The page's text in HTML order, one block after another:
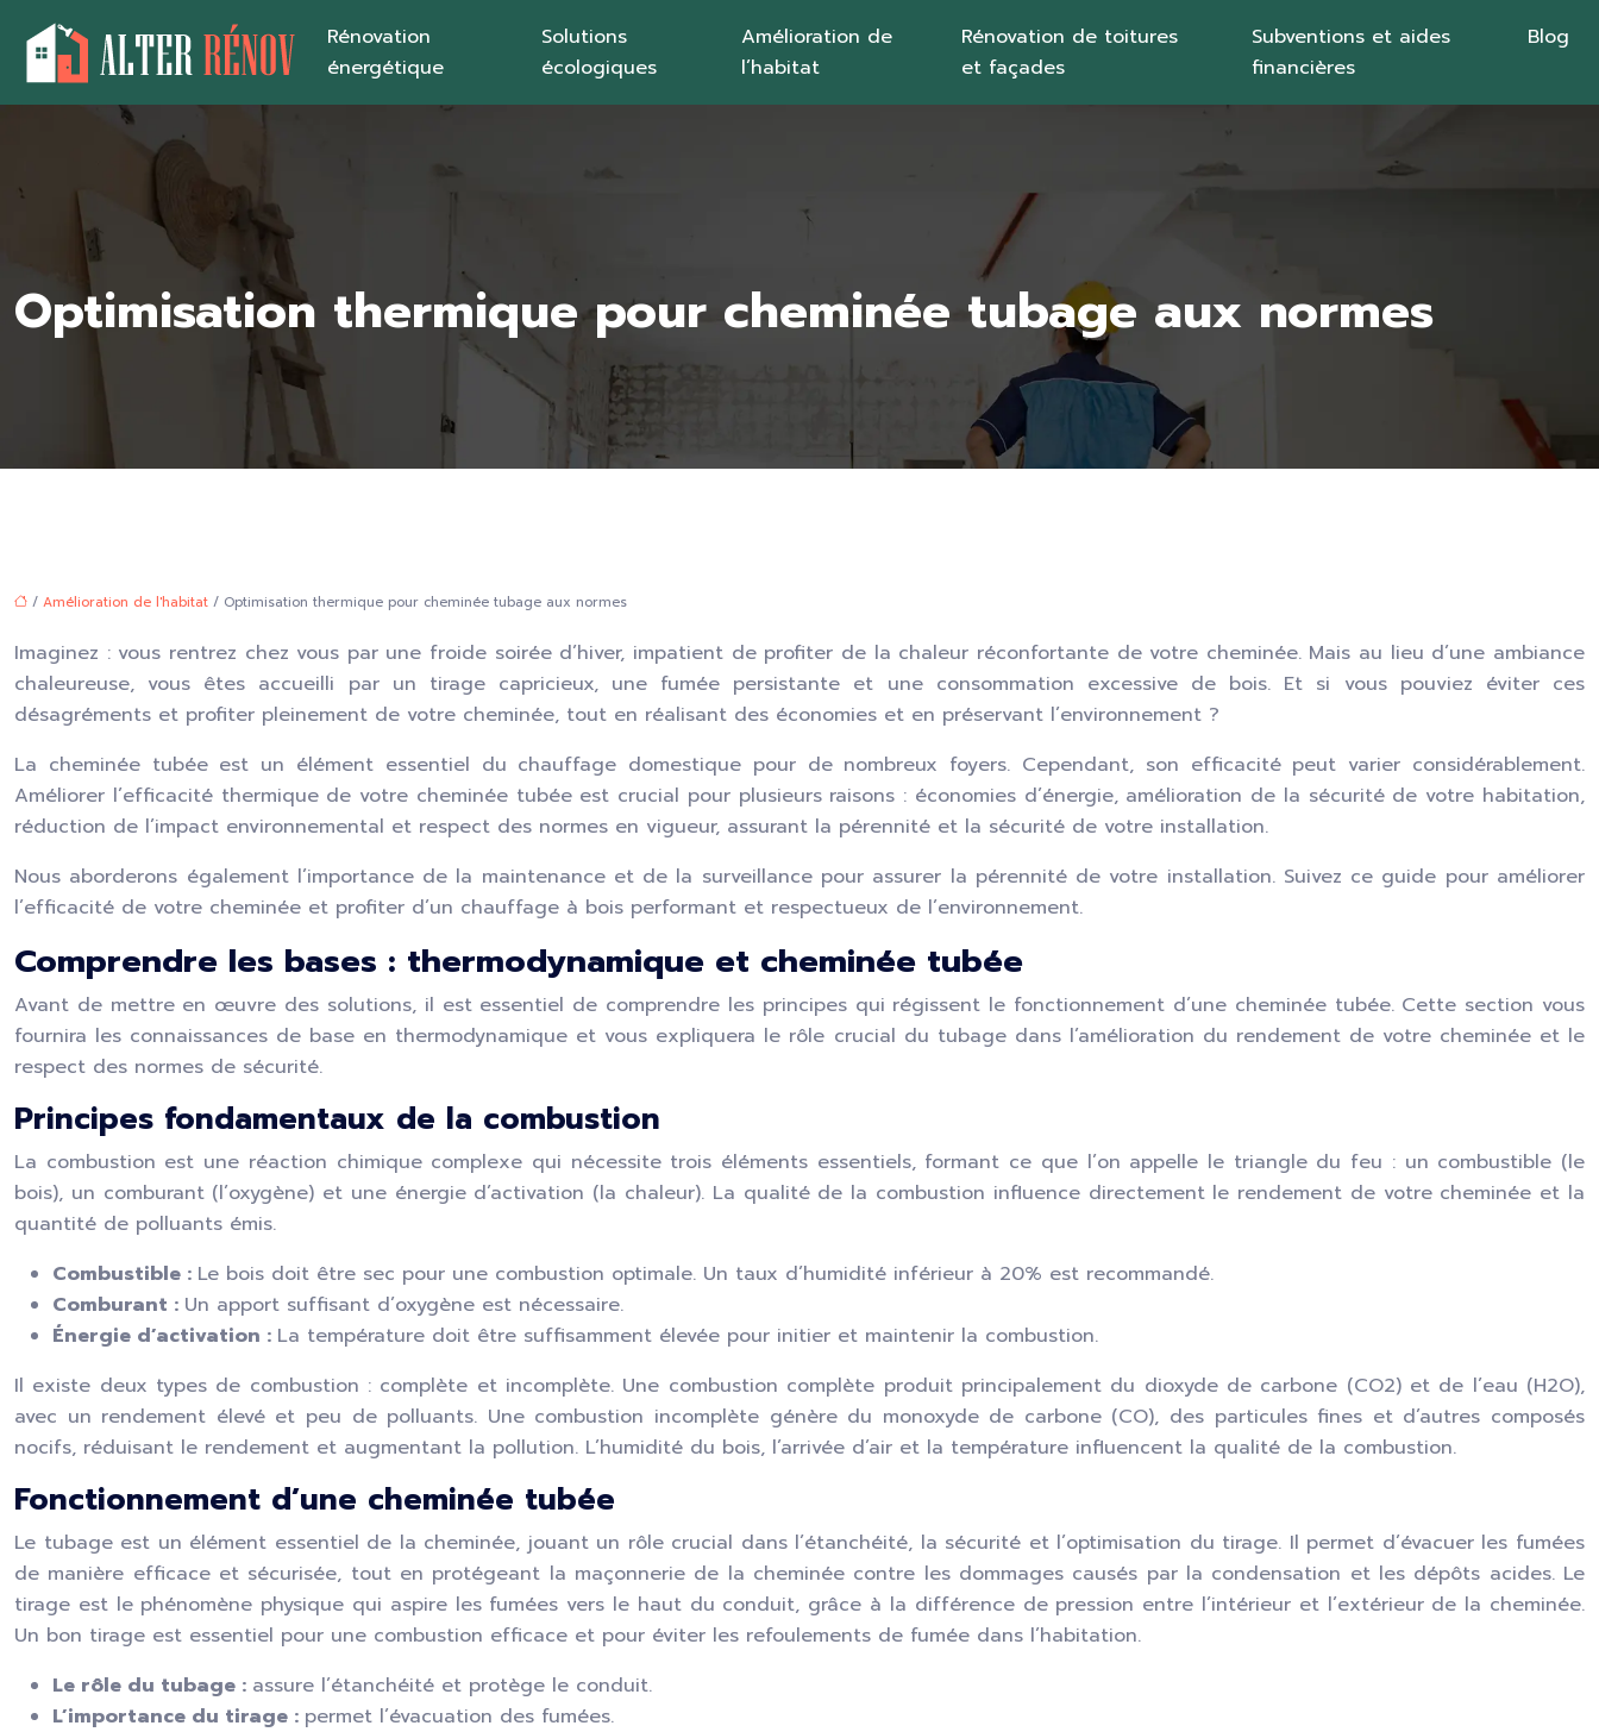
Rénovation
énergétique
Solutions
écologiques
Amélioration de
l’habitat
Rénovation de toitures
et façades
Subventions et aides
financières
Blog
Optimisation thermique pour cheminée tubage aux normes
/ Amélioration de l'habitat / Optimisation thermique pour cheminée tubage aux normes
Imaginez : vous rentrez chez vous par une froide soirée d’hiver, impatient de profiter de la chaleur réconfortante de votre cheminée. Mais au lieu d’une ambiance
chaleureuse, vous êtes accueilli par un tirage capricieux, une fumée persistante et une consommation excessive de bois. Et si vous pouviez éviter ces
désagréments et profiter pleinement de votre cheminée, tout en réalisant des économies et en préservant l’environnement ?
La cheminée tubée est un élément essentiel du chauffage domestique pour de nombreux foyers. Cependant, son efficacité peut varier considérablement.
Améliorer l’efficacité thermique de votre cheminée tubée est crucial pour plusieurs raisons : économies d’énergie, amélioration de la sécurité de votre habitation,
réduction de l’impact environnemental et respect des normes en vigueur, assurant la pérennité et la sécurité de votre installation.
Nous aborderons également l’importance de la maintenance et de la surveillance pour assurer la pérennité de votre installation. Suivez ce guide pour améliorer
l’efficacité de votre cheminée et profiter d’un chauffage à bois performant et respectueux de l’environnement.
Comprendre les bases : thermodynamique et cheminée tubée
Avant de mettre en œuvre des solutions, il est essentiel de comprendre les principes qui régissent le fonctionnement d’une cheminée tubée. Cette section vous
fournira les connaissances de base en thermodynamique et vous expliquera le rôle crucial du tubage dans l’amélioration du rendement de votre cheminée et le
respect des normes de sécurité.
Principes fondamentaux de la combustion
La combustion est une réaction chimique complexe qui nécessite trois éléments essentiels, formant ce que l’on appelle le triangle du feu : un combustible (le
bois), un comburant (l’oxygène) et une énergie d’activation (la chaleur). La qualité de la combustion influence directement le rendement de votre cheminée et la
quantité de polluants émis.
Combustible : Le bois doit être sec pour une combustion optimale. Un taux d’humidité inférieur à 20% est recommandé.
Comburant : Un apport suffisant d’oxygène est nécessaire.
Énergie d’activation : La température doit être suffisamment élevée pour initier et maintenir la combustion.
Il existe deux types de combustion : complète et incomplète. Une combustion complète produit principalement du dioxyde de carbone (CO2) et de l’eau (H2O),
avec un rendement élevé et peu de polluants. Une combustion incomplète génère du monoxyde de carbone (CO), des particules fines et d’autres composés
nocifs, réduisant le rendement et augmentant la pollution. L’humidité du bois, l’arrivée d’air et la température influencent la qualité de la combustion.
Fonctionnement d’une cheminée tubée
Le tubage est un élément essentiel de la cheminée, jouant un rôle crucial dans l’étanchéité, la sécurité et l’optimisation du tirage. Il permet d’évacuer les fumées
de manière efficace et sécurisée, tout en protégeant la maçonnerie de la cheminée contre les dommages causés par la condensation et les dépôts acides. Le
tirage est le phénomène physique qui aspire les fumées vers le haut du conduit, grâce à la différence de pression entre l’intérieur et l’extérieur de la cheminée.
Un bon tirage est essentiel pour une combustion efficace et pour éviter les refoulements de fumée dans l’habitation.
Le rôle du tubage : assure l’étanchéité et protège le conduit.
L’importance du tirage : permet l’évacuation des fumées.